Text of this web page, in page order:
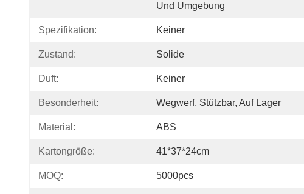
Und Umgebung
Spezifikation: Keiner
Zustand: Solide
Duft: Keiner
Besonderheit: Wegwerf, Stützbar, Auf Lager
Material: ABS
Kartongröße: 41*37*24cm
MOQ: 5000pcs